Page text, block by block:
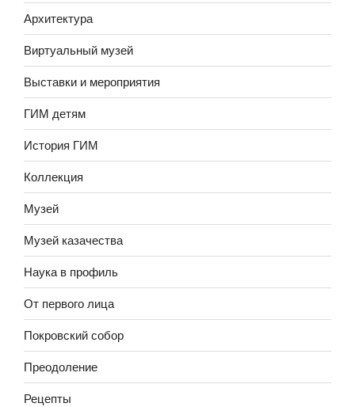
Архитектура
Виртуальный музей
Выставки и мероприятия
ГИМ детям
История ГИМ
Коллекция
Музей
Музей казачества
Наука в профиль
От первого лица
Покровский собор
Преодоление
Рецепты